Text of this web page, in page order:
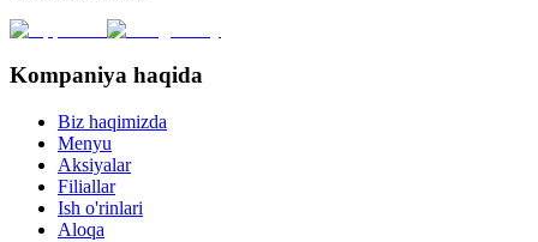
Kompaniya haqida
Biz haqimizda
Menyu
Aksiyalar
Filiallar
Ish o'rinlari
Aloqa